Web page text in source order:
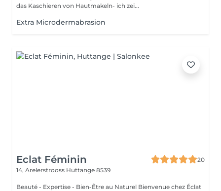
das Kaschieren von Hautmakeln- ich zei...
Extra Microdermabrasion
Eclat Féminin
20
14, Arelerstrooss Huttange 8539
Beauté - Expertise - Bien-Être au Naturel Bienvenue chez Éclat